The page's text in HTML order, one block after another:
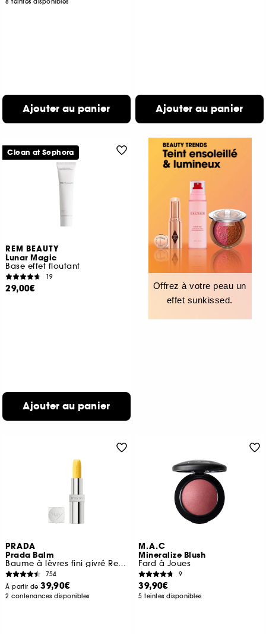
Ajouter au panier Ajouter au panier
REM BEAUTY
Lunar Magic
Base effet floutant
19
29,00€
Ajouter au panier
Clean at Sephora
Offrez à votre peau un
effet sunkissed.
PRADA
Prada Balm
Baume à lèvres fini givré Rechargeable
754
À partir de39,90€
2 contenances disponibles
M.A.C
Mineralize Blush
Fard à Joues
9
39,90€
5 teintes disponibles